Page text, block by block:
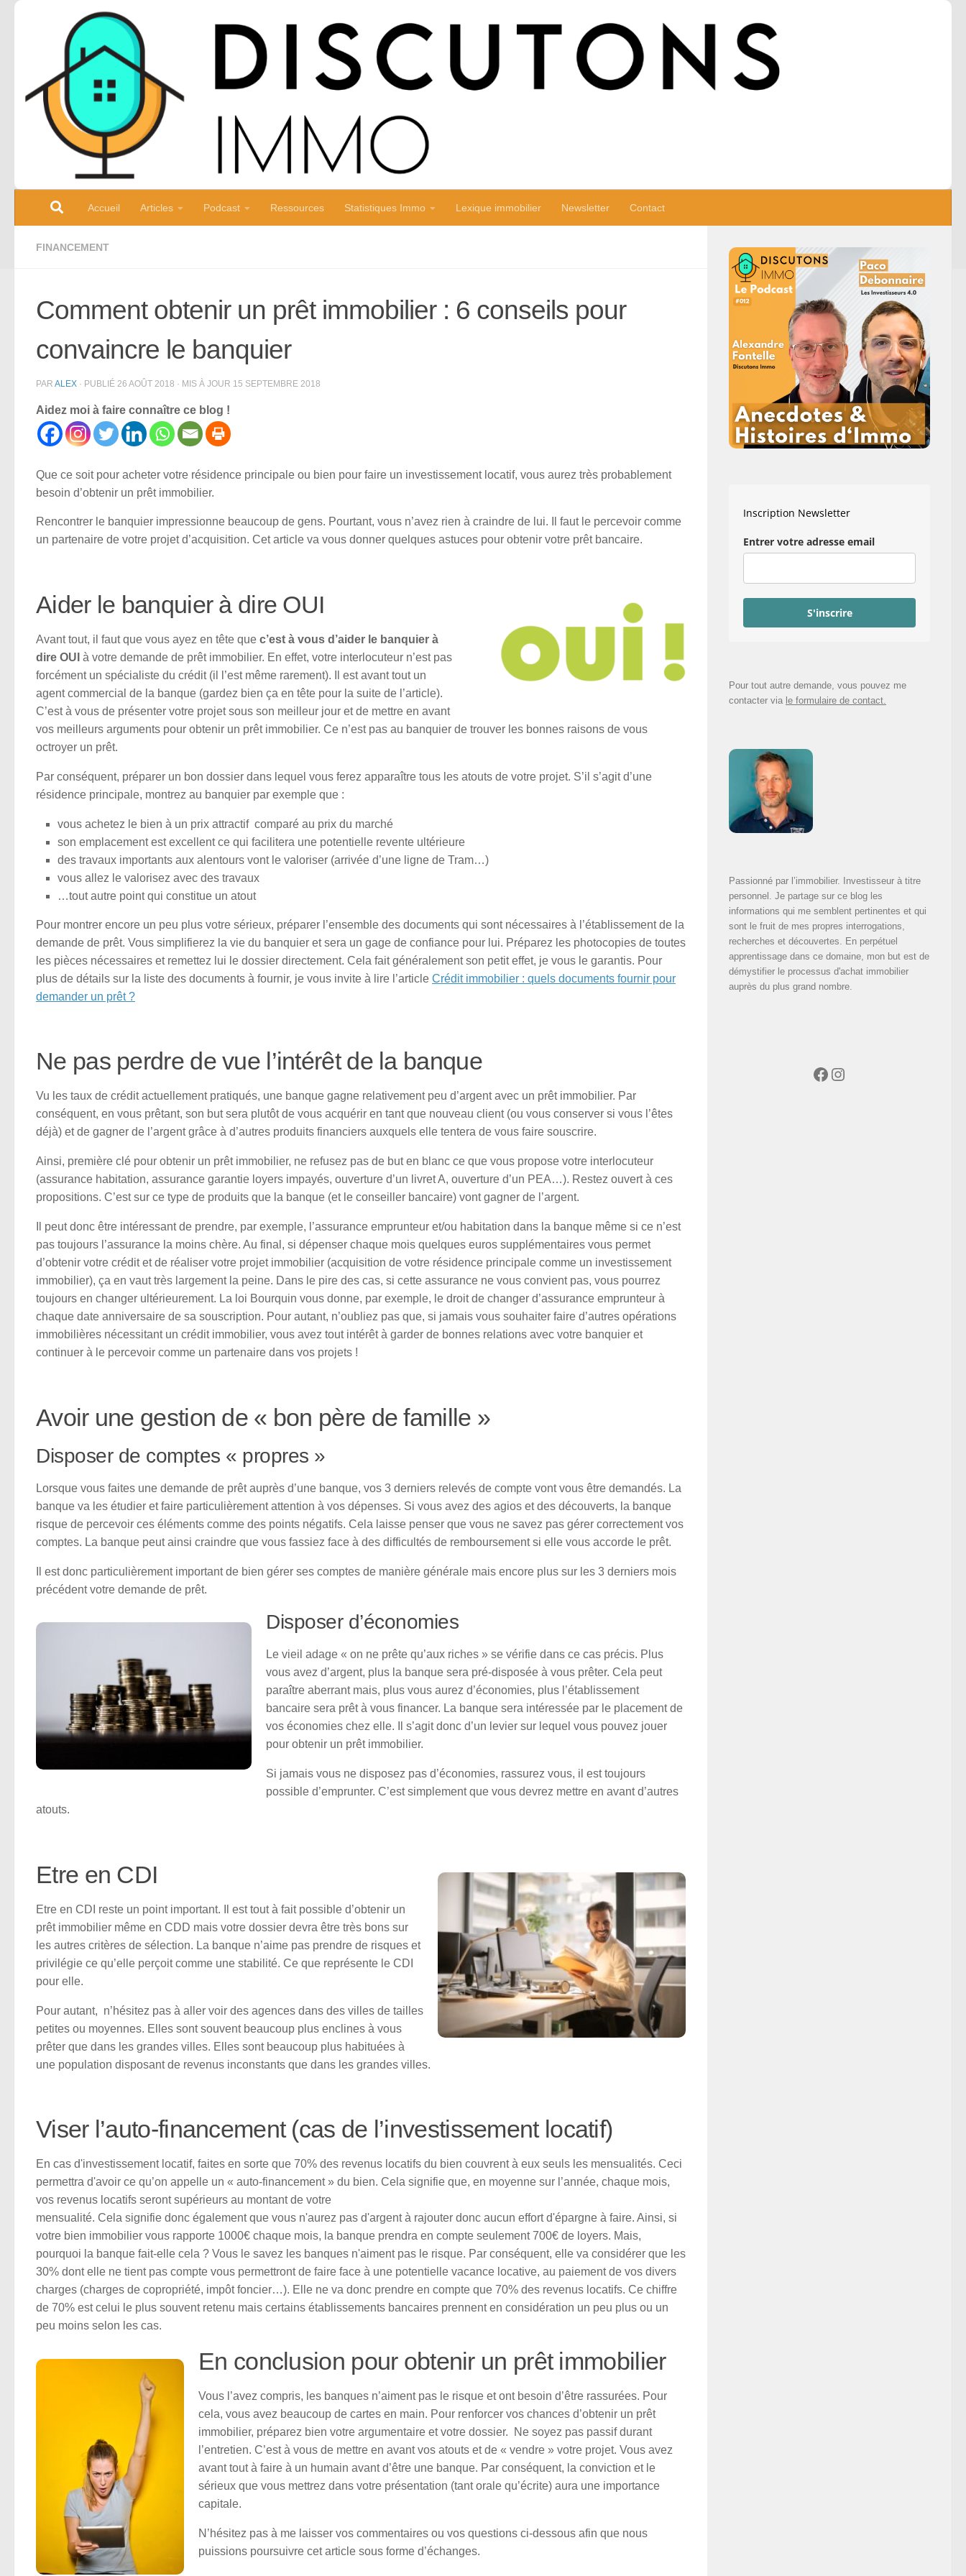
Skip to content
Accueil Articles Podcast Ressources Statistiques Immo Lexique immobilier Newsletter Contact
FINANCEMENT
Comment obtenir un prêt immobilier : 6 conseils pour
convaincre le banquier
PAR ALEX · PUBLIÉ 26 AOÛT 2018 · MIS À JOUR 15 SEPTEMBRE 2018
Aidez moi à faire connaître ce blog !
Que ce soit pour acheter votre résidence principale ou bien pour faire un investissement locatif, vous aurez très probablement
besoin d’obtenir un prêt immobilier.
Rencontrer le banquier impressionne beaucoup de gens. Pourtant, vous n’avez rien à craindre de lui. Il faut le percevoir comme
un partenaire de votre projet d’acquisition. Cet article va vous donner quelques astuces pour obtenir votre prêt bancaire.
Aider le banquier à dire OUI
Avant tout, il faut que vous ayez en tête que c’est à vous d’aider le banquier à
dire OUI à votre demande de prêt immobilier. En effet, votre interlocuteur n’est pas
forcément un spécialiste du crédit (il l’est même rarement). Il est avant tout un
agent commercial de la banque (gardez bien ça en tête pour la suite de l’article).
C’est à vous de présenter votre projet sous son meilleur jour et de mettre en avant
vos meilleurs arguments pour obtenir un prêt immobilier. Ce n’est pas au banquier de trouver les bonnes raisons de vous
octroyer un prêt.
Par conséquent, préparer un bon dossier dans lequel vous ferez apparaître tous les atouts de votre projet. S’il s’agit d’une
résidence principale, montrez au banquier par exemple que :
vous achetez le bien à un prix attractif comparé au prix du marché
son emplacement est excellent ce qui facilitera une potentielle revente ultérieure
des travaux importants aux alentours vont le valoriser (arrivée d’une ligne de Tram…)
vous allez le valorisez avec des travaux
…tout autre point qui constitue un atout
Pour montrer encore un peu plus votre sérieux, préparer l’ensemble des documents qui sont nécessaires à l’établissement de la
demande de prêt. Vous simplifierez la vie du banquier et sera un gage de confiance pour lui. Préparez les photocopies de toutes
les pièces nécessaires et remettez lui le dossier directement. Cela fait généralement son petit effet, je vous le garantis. Pour
plus de détails sur la liste des documents à fournir, je vous invite à lire l’article Crédit immobilier : quels documents fournir pour
demander un prêt ?
Ne pas perdre de vue l’intérêt de la banque
Vu les taux de crédit actuellement pratiqués, une banque gagne relativement peu d’argent avec un prêt immobilier. Par
conséquent, en vous prêtant, son but sera plutôt de vous acquérir en tant que nouveau client (ou vous conserver si vous l’êtes
déjà) et de gagner de l’argent grâce à d’autres produits financiers auxquels elle tentera de vous faire souscrire.
Ainsi, première clé pour obtenir un prêt immobilier, ne refusez pas de but en blanc ce que vous propose votre interlocuteur
(assurance habitation, assurance garantie loyers impayés, ouverture d’un livret A, ouverture d’un PEA…). Restez ouvert à ces
propositions. C’est sur ce type de produits que la banque (et le conseiller bancaire) vont gagner de l’argent.
Il peut donc être intéressant de prendre, par exemple, l’assurance emprunteur et/ou habitation dans la banque même si ce n’est
pas toujours l’assurance la moins chère. Au final, si dépenser chaque mois quelques euros supplémentaires vous permet
d’obtenir votre crédit et de réaliser votre projet immobilier (acquisition de votre résidence principale comme un investissement
immobilier), ça en vaut très largement la peine. Dans le pire des cas, si cette assurance ne vous convient pas, vous pourrez
toujours en changer ultérieurement. La loi Bourquin vous donne, par exemple, le droit de changer d’assurance emprunteur à
chaque date anniversaire de sa souscription. Pour autant, n’oubliez pas que, si jamais vous souhaiter faire d’autres opérations
immobilières nécessitant un crédit immobilier, vous avez tout intérêt à garder de bonnes relations avec votre banquier et
continuer à le percevoir comme un partenaire dans vos projets !
Avoir une gestion de « bon père de famille »
Disposer de comptes « propres »
Lorsque vous faites une demande de prêt auprès d’une banque, vos 3 derniers relevés de compte vont vous être demandés. La
banque va les étudier et faire particulièrement attention à vos dépenses. Si vous avez des agios et des découverts, la banque
risque de percevoir ces éléments comme des points négatifs. Cela laisse penser que vous ne savez pas gérer correctement vos
comptes. La banque peut ainsi craindre que vous fassiez face à des difficultés de remboursement si elle vous accorde le prêt.
Il est donc particulièrement important de bien gérer ses comptes de manière générale mais encore plus sur les 3 derniers mois
précédent votre demande de prêt.
Disposer d’économies
Le vieil adage « on ne prête qu’aux riches » se vérifie dans ce cas précis. Plus
vous avez d’argent, plus la banque sera pré-disposée à vous prêter. Cela peut
paraître aberrant mais, plus vous aurez d’économies, plus l’établissement
bancaire sera prêt à vous financer. La banque sera intéressée par le placement de
vos économies chez elle. Il s’agit donc d’un levier sur lequel vous pouvez jouer
pour obtenir un prêt immobilier.
Si jamais vous ne disposez pas d’économies, rassurez vous, il est toujours
possible d’emprunter. C’est simplement que vous devrez mettre en avant d’autres
atouts.
Etre en CDI
Etre en CDI reste un point important. Il est tout à fait possible d’obtenir un
prêt immobilier même en CDD mais votre dossier devra être très bons sur
les autres critères de sélection. La banque n’aime pas prendre de risques et
privilégie ce qu’elle perçoit comme une stabilité. Ce que représente le CDI
pour elle.
Pour autant, n’hésitez pas à aller voir des agences dans des villes de tailles
petites ou moyennes. Elles sont souvent beaucoup plus enclines à vous
prêter que dans les grandes villes. Elles sont beaucoup plus habituées à
une population disposant de revenus inconstants que dans les grandes villes.
Viser l’auto-financement (cas de l’investissement locatif)
En cas d'investissement locatif, faites en sorte que 70% des revenus locatifs du bien couvrent à eux seuls les mensualités. Ceci
permettra d'avoir ce qu’on appelle un « auto-financement » du bien. Cela signifie que, en moyenne sur l’année, chaque mois,
vos revenus locatifs seront supérieurs au montant de votre
mensualité. Cela signifie donc également que vous n'aurez pas d'argent à rajouter donc aucun effort d'épargne à faire. Ainsi, si
votre bien immobilier vous rapporte 1000€ chaque mois, la banque prendra en compte seulement 700€ de loyers. Mais,
pourquoi la banque fait-elle cela ? Vous le savez les banques n'aiment pas le risque. Par conséquent, elle va considérer que les
30% dont elle ne tient pas compte vous permettront de faire face à une potentielle vacance locative, au paiement de vos divers
charges (charges de copropriété, impôt foncier…). Elle ne va donc prendre en compte que 70% des revenus locatifs. Ce chiffre
de 70% est celui le plus souvent retenu mais certains établissements bancaires prennent en considération un peu plus ou un
peu moins selon les cas.
En conclusion pour obtenir un prêt immobilier
Vous l’avez compris, les banques n’aiment pas le risque et ont besoin d’être rassurées. Pour
cela, vous avez beaucoup de cartes en main. Pour renforcer vos chances d’obtenir un prêt
immobilier, préparez bien votre argumentaire et votre dossier. Ne soyez pas passif durant
l’entretien. C’est à vous de mettre en avant vos atouts et de « vendre » votre projet. Vous avez
avant tout à faire à un humain avant d’être une banque. Par conséquent, la conviction et le
sérieux que vous mettrez dans votre présentation (tant orale qu’écrite) aura une importance
capitale.
N’hésitez pas à me laisser vos commentaires ou vos questions ci-dessous afin que nous
puissions poursuivre cet article sous forme d’échanges.
Inscription Newsletter
Entrer votre adresse email
S'inscrire
Pour tout autre demande, vous pouvez me
contacter via le formulaire de contact.
Passionné par l’immobilier. Investisseur à titre
personnel. Je partage sur ce blog les
informations qui me semblent pertinentes et qui
sont le fruit de mes propres interrogations,
recherches et découvertes. En perpétuel
apprentissage dans ce domaine, mon but est de
démystifier le processus d'achat immobilier
auprès du plus grand nombre.
Facebook
Instagram